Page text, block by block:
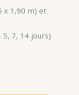
x 1,90 m) et
7, 14 jours)